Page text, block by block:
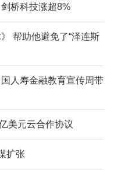
桥科技涨超8%
帮助他避免了“泽连斯
人寿金融教育宣传周带
美元云合作协议
扩张